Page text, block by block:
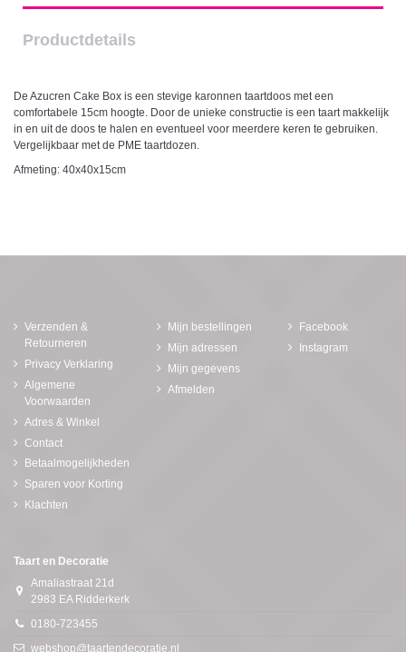
Productdetails
De Azucren Cake Box is een stevige karonnen taartdoos met een
comfortabele 15cm hoogte. Door de unieke constructie is een taart makkelijk
in en uit de doos te halen en eventueel voor meerdere keren te gebruiken.
Vergelijkbaar met de PME taartdozen.
Afmeting: 40x40x15cm
Verzenden &
Retourneren
Privacy Verklaring
Algemene
Voorwaarden
Adres & Winkel
Contact
Betaalmogelijkheden
Sparen voor Korting
Klachten
Mijn bestellingen
Mijn adressen
Mijn gegevens
Afmelden
Facebook
Instagram
Taart en Decoratie
Amaliastraat 21d
2983 EA Ridderkerk
0180-723455
webshop@taartendecoratie.nl